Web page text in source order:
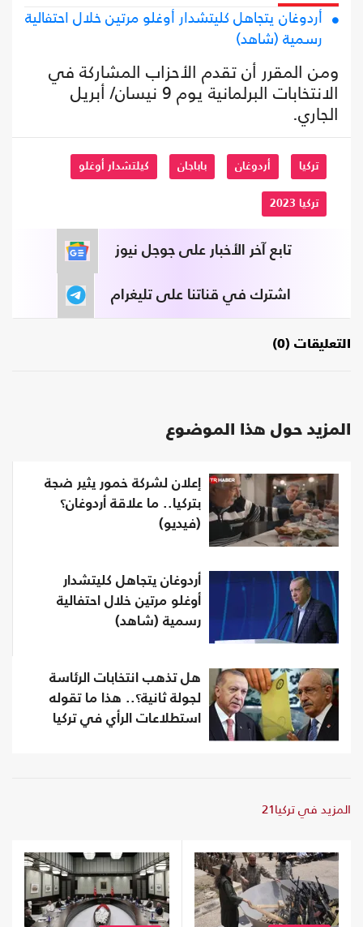
أردوغان يتجاهل كليتشدار أوغلو مرتين خلال احتفالية
رسمية (شاهد)
ومن المقرر أن تقدم الأحزاب المشاركة في
الانتخابات البرلمانية يوم 9 نيسان/ أبريل
الجاري.
تركيا أردوغان باباجان كيلتشدار أوغلو
تركيا 2023
تابع آخر الأخبار على جوجل نيوز
اشترك في قناتنا على تليغرام
التعليقات (0)
المزيد حول هذا الموضوع
إعلان لشركة خمور يثير ضجة
بتركيا.. ما علاقة أردوغان؟
(فيديو)
أردوغان يتجاهل كليتشدار
أوغلو مرتين خلال احتفالية
رسمية (شاهد)
هل تذهب انتخابات الرئاسة
لجولة ثانية؟.. هذا ما تقوله
استطلاعات الرأي في تركيا
المزيد في تركيا21